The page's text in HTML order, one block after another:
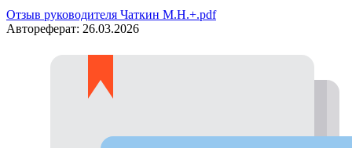
Отзыв руководителя Чаткин М.Н.+.pdf
Автореферат: 26.03.2026